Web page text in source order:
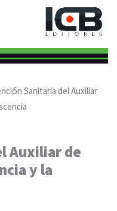
Sanitaria del Auxiliar
Auxiliar de
y la